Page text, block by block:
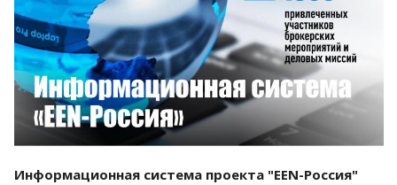
Смотреть проект
Информационная система проекта "EEN-Россия"